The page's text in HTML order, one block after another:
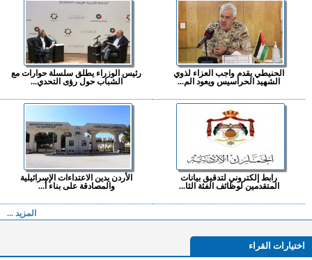
الحنيطي يقدم واجب العزاء لذوي
الشهيد الحراسيس ويعود الم...
رئيس الوزراء يطلق سلسلة حوارات مع
الشباب حول رؤى التحدي...
رابط إلكتروني لتدقيق بيانات
المتقدمين لوظائف الفئة الثا...
الأردن يدين الاعتداءات الإسرائيلية
والمصادقة على بناء أ...
المزيد ...
اختيارات القراء